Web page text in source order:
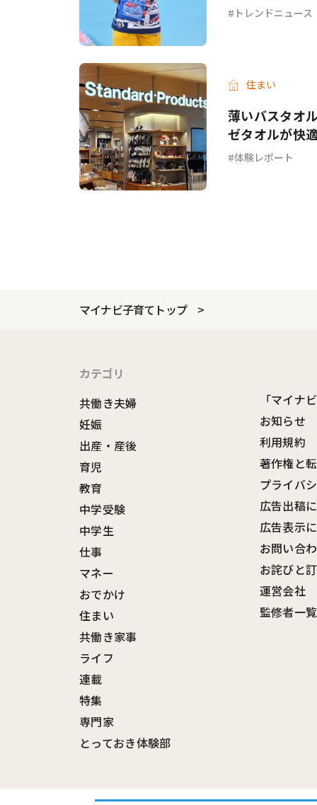
トレンドニュース
住まい
薄いバスタオ
ゼタオルが快
体験レポート
マイナビ子育てトップ
カテゴリ
共働き夫婦
妊娠
出産・産後
育児
教育
中学受験
中学生
仕事
マネー
おでかけ
住まい
共働き家事
ライフ
連載
特集
専門家
とっておき体験部
「マイナ
お知らせ
利用規約
著作権と
プライバ
広告出稿
広告表示
お問い合
お詫びと
運営会社
監修者一覧